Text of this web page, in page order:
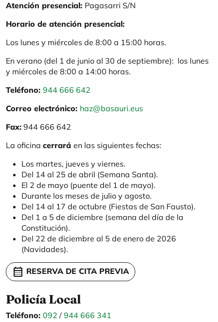
Atención presencial: Pagasarri S/N
Horario de atención presencial:
Los lunes y miércoles de 8:00 a 15:00 horas.
En verano (del 1 de junio al 30 de septiembre): los lunes
y miércoles de 8:00 a 14:00 horas.
Teléfono: 944 666 642
Correo electrónico: haz@basauri.eus
Fax: 944 666 642
La oficina cerrará en las siguientes fechas:
Los martes, jueves y viernes.
Del 14 al 25 de abril (Semana Santa).
El 2 de mayo (puente del 1 de mayo).
Durante los meses de julio y agosto.
Del 14 al 17 de octubre (Fiestas de San Fausto).
Del 1 a 5 de diciembre (semana del día de la
Constitución).
Del 22 de diciembre al 5 de enero de 2026
(Navidades).
calendar_month RESERVA DE CITA PREVIA
Policía Local
Teléfono: 092 / 944 666 341